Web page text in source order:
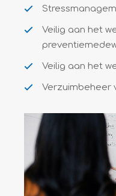
Veilig aan het
Veilig aan het
Verzuimbeheer